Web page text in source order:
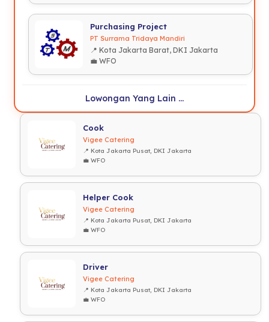
Cook
Vigee Catering
📍 Kota Jakarta Pusat, DKI Jakarta
💼 WFO
Helper Cook
Vigee Catering
📍 Kota Jakarta Pusat, DKI Jakarta
💼 WFO
Driver
Vigee Catering
📍 Kota Jakarta Pusat, DKI Jakarta
💼 WFO
Purchasing Project
PT Surrama Tridaya Mandiri
📍 Kota Jakarta Barat, DKI Jakarta
💼 WFO
Lowongan Yang Lain ...